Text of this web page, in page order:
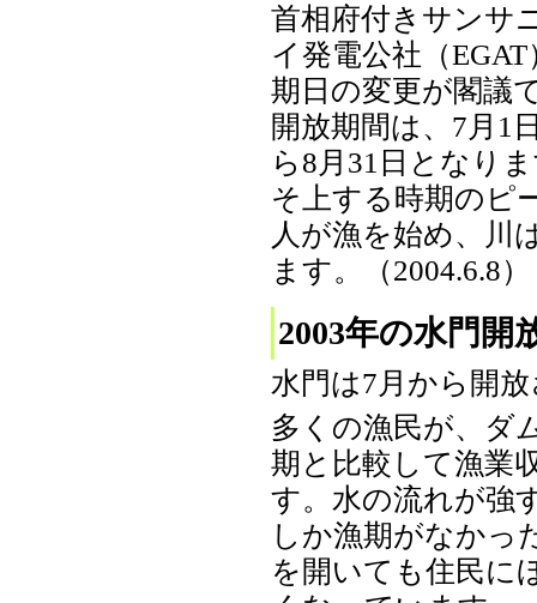
首相府付きサンサ
イ発電公社（
期日の変更が閣議
開放期間は、7月1
ら8月31日となり
そ上する時期のピ
人が漁を始め、川
ます。（2004.6.8）
2003年の水門開
水門は7月から開
多くの漁民が、ダ
期と比較して漁業
す。水の流れが強
しか漁期がなかっ
を開いても住民に